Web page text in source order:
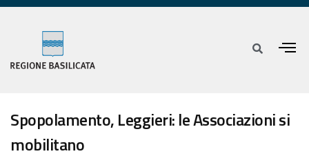
Spopolamento, Leggieri: le Associazioni si
mobilitano